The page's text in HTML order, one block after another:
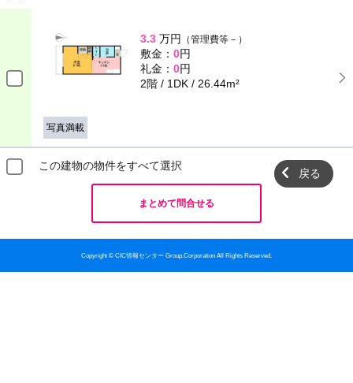
3.3 万円 （管理費等－）
敷金： 0円
礼金： 0円
2階 / 1DK / 26.44m²
写真満載
この建物の物件をすべて選択
戻る
まとめて問合せる
Copyright © CIC情報センター Group.Corporation All Rights Reserved.